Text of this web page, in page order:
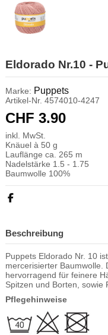
Eldorado Nr.10 -
Marke: Puppets
Artikel-Nr. 4574010-4247
CHF 3.90
inkl. MwSt.
Knäuel à 50 g
Lauflänge ca. 265 m
Nadelstärke 1.5 - 1.75
Baumwolle 100%
Beschreibung
Puppets Eldorado Nr. 10
mercerisierter Baumwolle.
hervorragend für feinere
Spitzen und Borten, sowie
Pflegehinweise